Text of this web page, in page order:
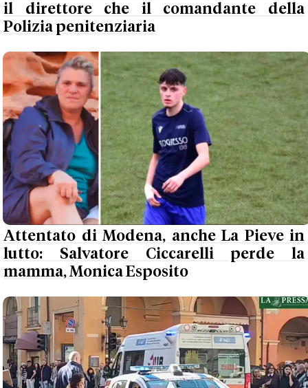
il direttore che il comandante della
Polizia penitenziaria
Attentato di Modena, anche La Pieve in
lutto: Salvatore Ciccarelli perde la
mamma, Monica Esposito